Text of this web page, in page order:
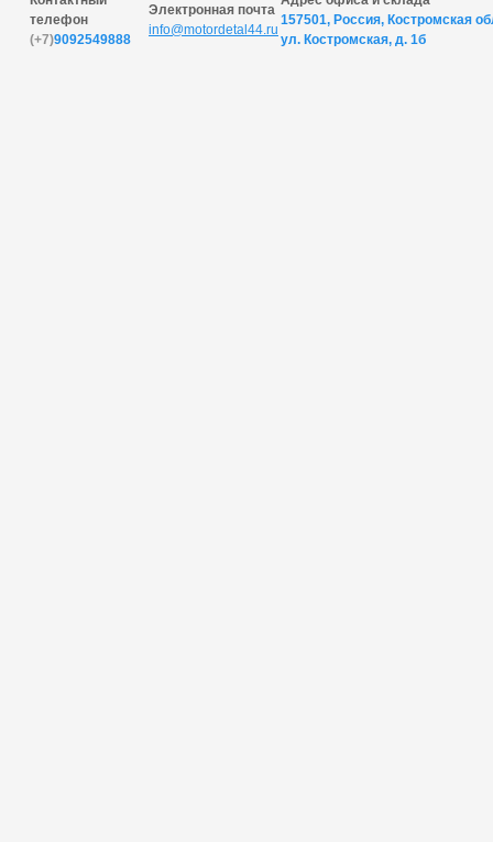
телефон
(+7)9092549888
Электронная почта
info@motordetal44.ru
157501, Россия, Костромская
ул. Костромская, д. 1б